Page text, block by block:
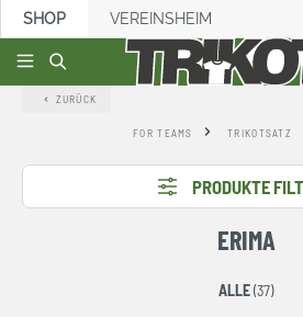
springen
SHOP VEREINSHEIM
ZURÜCK
FOR TEAMS TRIKOTSATZ
PRODUKTE
ERIMA
ALLE(37)